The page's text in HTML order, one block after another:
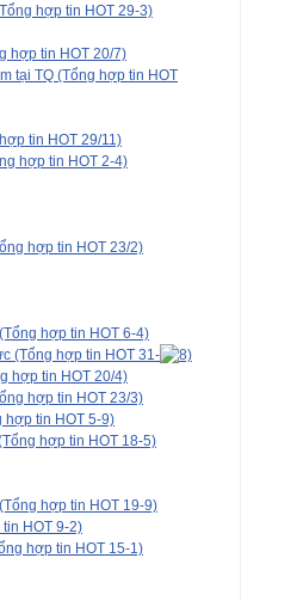
hợp tin HOT 29-3)
hợp tin HOT 20/7)
tại TQ (Tổng hợp tin HOT
tin HOT 29/11)
hợp tin HOT 2-4)
hợp tin HOT 23/2)
hợp tin HOT 6-4)
(Tổng hợp tin HOT 31-
hợp tin HOT 20/4)
hợp tin HOT 23/3)
hợp tin HOT 5-9)
hợp tin HOT 18-5)
hợp tin HOT 19-9)
HOT 9-2)
hợp tin HOT 15-1)